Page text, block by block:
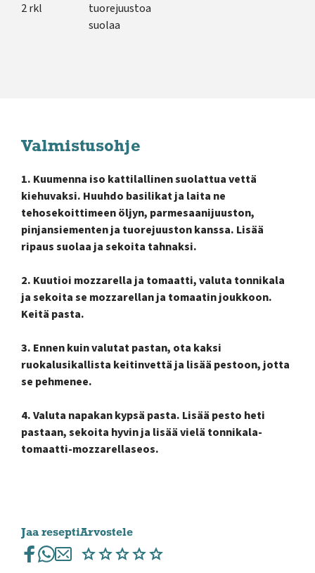
2 rkl
tuorejuustoa
suolaa
Valmistusohje
1. Kuumenna iso kattilallinen suolattua vettä
kiehuvaksi. Huuhdo basilikat ja laita ne
tehosekoittimeen öljyn, parmesaanijuuston,
pinjansiementen ja tuorejuuston kanssa. Lisää
ripaus suolaa ja sekoita tahnaksi.
2. Kuutioi mozzarella ja tomaatti, valuta tonnikala
ja sekoita se mozzarellan ja tomaatin joukkoon.
Keitä pasta.
3. Ennen kuin valutat pastan, ota kaksi
ruokalusikallista keitinvettä ja lisää pestoon, jotta
se pehmenee.
4. Valuta napakan kypsä pasta. Lisää pesto heti
pastaan, sekoita hyvin ja lisää vielä tonnikala-
tomaatti-mozzarellaseos.
Jaa reseptiArvostele